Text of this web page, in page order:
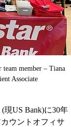
member – Tiana
Associate
US Bank)に30年
ウントオフィサ